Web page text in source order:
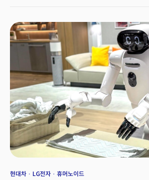
원년이 될 것"이라고 전망했다. 시장의 관심이 'AI를
어떻게 재설계했는가'로 바뀌었다는 설명이다. AI 네
기능을 덧붙이는 개념이 아니다. 고객과 산업이 직면
처음부터 다시 설계하는 접근 방식이다.CES 공식미
이를 'AI 활용에서 AI 설계의 시대로' 정의한다. AI가
설계하는 기본 전제가 되는 단계에 진입하고 있다는
가입하고, 'CES' 정보 더 확인하기
현대차 LG전자 휴머노이드